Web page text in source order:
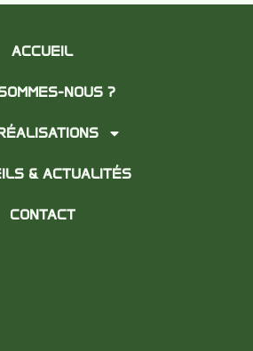
ACCUEIL
NOUS ?
& ACTUALITÉS
CONTACT